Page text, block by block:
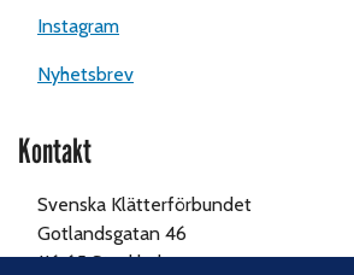
Instagram
Nyhetsbrev
Kontakt
Svenska Klätterförbundet
Gotlandsgatan 46
116 65 Stockholm